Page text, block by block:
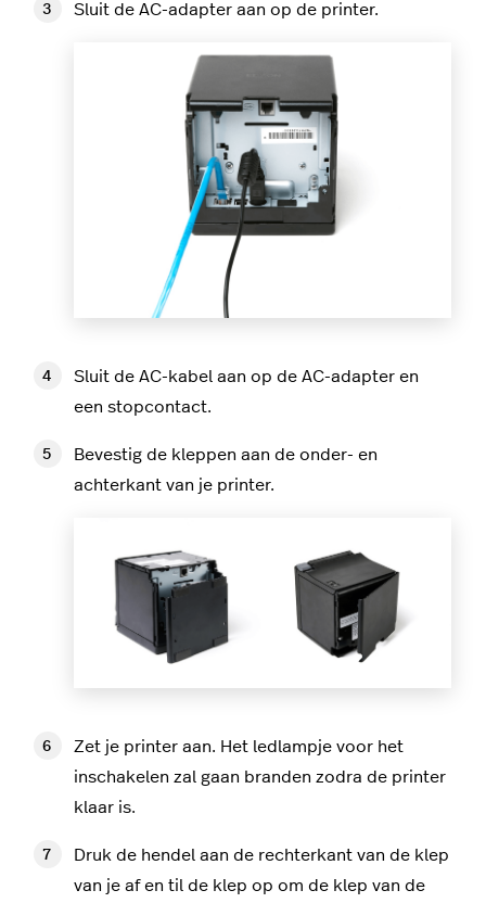
Sluit de AC-adapter aan op de printer.
Sluit de AC-kabel aan op de AC-adapter en
een stopcontact.
Bevestig de kleppen aan de onder- en
achterkant van je printer.
Zet je printer aan. Het ledlampje voor het
inschakelen zal gaan branden zodra de printer
klaar is.
Druk de hendel aan de rechterkant van de klep
van je af en til de klep op om de klep van de